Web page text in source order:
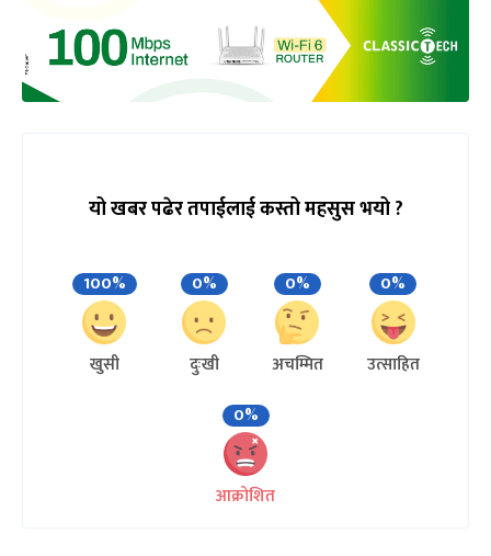
यो खबर पढेर तपाईलाई कस्तो महसुस भयो ?
100%
खुसी
0%
दुःखी
0%
अचम्मित
0%
उत्साहित
0%
आक्रोशित